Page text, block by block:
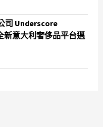
司 Underscore
意大利奢侈品平台邁